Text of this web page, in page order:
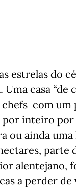
estrelas do
casa “de
com um
por inteiro
ou ainda
parte
alentejano,
a perder